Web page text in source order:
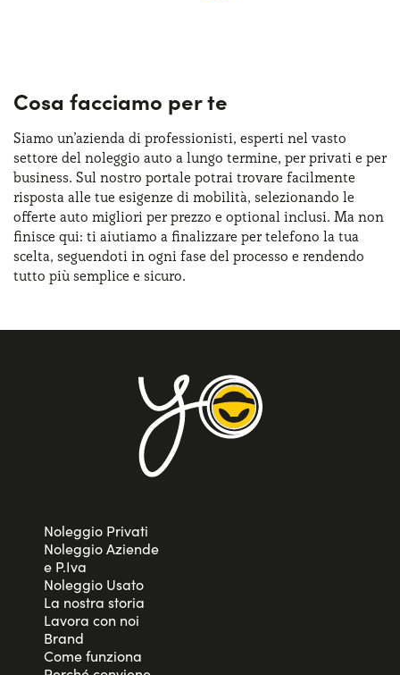
Cosa facciamo per te
Siamo un’azienda di professionisti, esperti nel vasto
settore del noleggio auto a lungo termine, per privati e per
business. Sul nostro portale potrai trovare facilmente
risposta alle tue esigenze di mobilità, selezionando le
offerte auto migliori per prezzo e optional inclusi. Ma non
finisce qui: ti aiutiamo a finalizzare per telefono la tua
scelta, seguendoti in ogni fase del processo e rendendo
tutto più semplice e sicuro.
Noleggio Privati
Noleggio Aziende
e P.Iva
Noleggio Usato
La nostra storia
Lavora con noi
Brand
Come funziona